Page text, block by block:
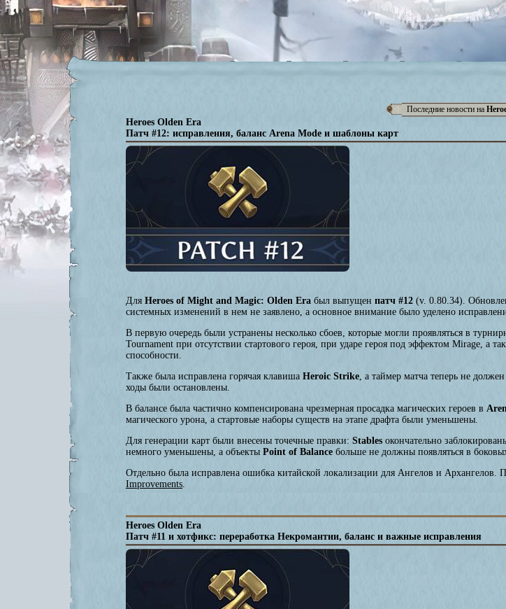
Последние новости на
Heroes Olden Era
Патч #12: исправления, баланс Arena Mode и шаблоны карт
Для Heroes of Might and Magic: Olden Era был выпущен патч #12 (v. 0.80.34).
системных изменений в нем не заявлено, а основное внимание было уделено
В первую очередь были устранены несколько сбоев, которые могли проявляться в
Tournament при отсутствии стартового героя, при ударе героя под эффектом Mirage, а
способности.
Также была исправлена горячая клавиша Heroic Strike, а таймер матча теперь не
ходы были остановлены.
В балансе была частично компенсирована чрезмерная просадка магических героев в
магического урона, а стартовые наборы существ на этапе драфта были уменьшены.
Для генерации карт были внесены точечные правки: Stables окончательно
немного уменьшены, а объекты Point of Balance больше не должны появляться в
Отдельно была исправлена ошибка китайской локализации для Ангелов и
Improvements.
Heroes Olden Era
Патч #11 и хотфикс: переработка Некромантии, баланс и важные исправления